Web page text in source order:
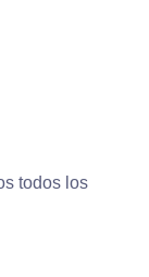
todos los